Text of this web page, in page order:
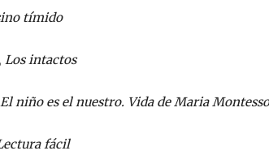
tímido
Los intactos
El niño es el nuestro. Vida de Maria
fácil